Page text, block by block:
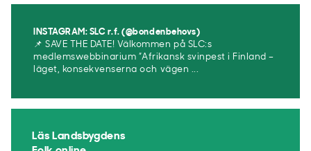
INSTAGRAM: SLC r.f. (@bondenbehovs)
📌 SAVE THE DATE! Välkommen på SLC:s
medlemswebbinarium ”Afrikansk svinpest i Finland –
läget, konsekvenserna och vägen ...
Läs Landsbygdens